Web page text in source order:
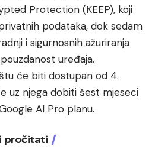
Protection (KEEP), koji
podataka, dok sedam
i sigurnosnih ažuriranja
uređaja.
će biti dostupan od 4.
uz njega dobiti šest mjeseci
AI Pro planu.
pročitati